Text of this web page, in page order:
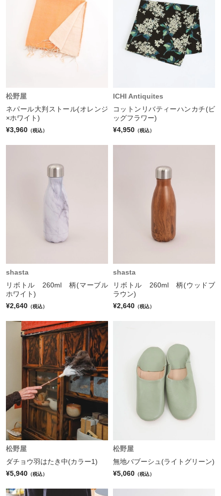
松野屋
ネパール大判ストール(オレンジ
×ホワイト)
¥3,960 （税込）
ICHI Antiquites
コットンリバティーハンカチ(ビ
ッグフラワー)
¥4,950 （税込）
shasta
リボトル 260ml 柄(マーブル
ホワイト)
¥2,640 （税込）
shasta
リボトル 260ml 柄(ウッドブ
ラウン)
¥2,640 （税込）
松野屋
ダチョウ羽はたき中(カラー1)
¥5,940 （税込）
松野屋
無地バブーシュ(ライトグリーン)
¥5,060 （税込）